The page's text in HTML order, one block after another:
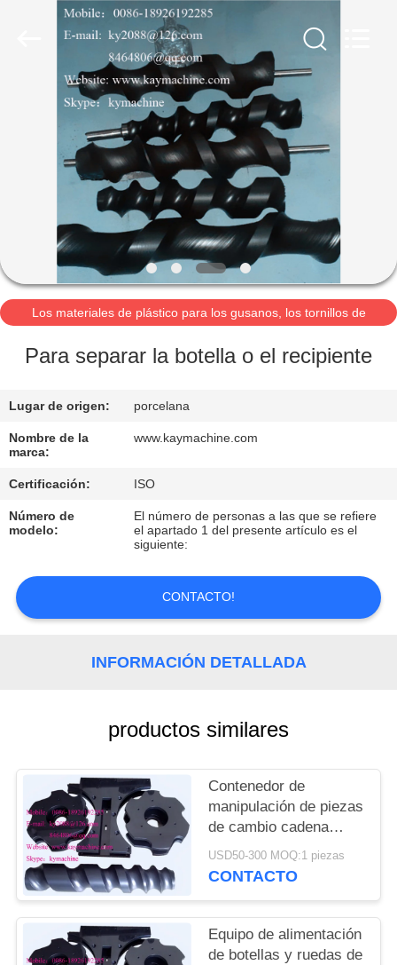
INICIO
PRODUCTOS
NOSOTROS
VISITA
A
LA
CONTROL
DE
CALIDAD
CONTACTO
NOTICIAS
SOLICITAR
COTIZACIÓN
MAPA
DEL
SITIO
PRIVACY
POLICY
Los materiales de plástico para los gusanos, los tornillos de
Para separar la botella o el recipiente
Lugar de origen: porcelana
Nombre de la
marca:
www.kaymachine.com
Certificación: ISO
Número de
modelo:
El número de personas a las que se refiere
el apartado 1 del presente artículo es el
siguiente:
CONTACTO!
INFORMACIÓN DETALLADA
productos similares
Contenedor de
manipulación de piezas
de cambio cadena
transportadora para
cerveza línea de
alimentación China
fabricante
USD50-300 MOQ:1 piezas
CONTACTO
Equipo de alimentación
de botellas y ruedas de